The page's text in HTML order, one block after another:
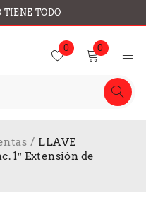
TIENE TODO
0 0
/ LLAVE
1″ Extensión de